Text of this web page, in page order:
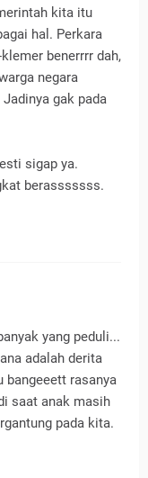
kita itu
hal. Perkara
benerrrr dah,
negara
gak pada
sigap ya.
berasssssss.
yang peduli...
adalah derita
bangeeett rasanya
saat anak masih
pada kita.